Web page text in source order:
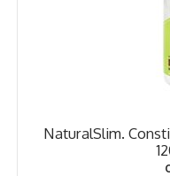
NaturalSlim.